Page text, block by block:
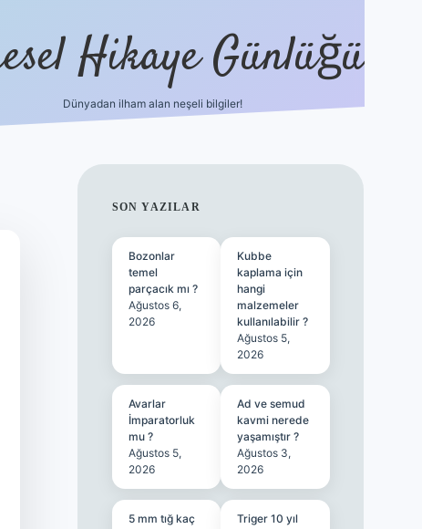
Hikaye Günlüğü
Dünyadan ilham alan neşeli bilgiler!
SIDEBAR
SON YAZILAR
Bozonlar
temel
parçacık mı ?
Ağustos 6,
2026
Kubbe
kaplama için
hangi
malzemeler
kullanılabilir ?
Ağustos 5,
2026
Avarlar
İmparatorluk
mu ?
Ağustos 5,
2026
Ad ve semud
kavmi nerede
yaşamıştır ?
Ağustos 3,
2026
5 mm tığ kaç
Triger 10 yıl
betexper